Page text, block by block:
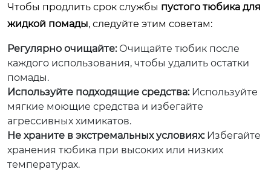
Чтобы продлить срок службы пустого тюбика для
жидкой помады, следуйте этим советам:
Регулярно очищайте:Очищайте тюбик после
каждого использования, чтобы удалить остатки
помады.
Используйте подходящие средства:Используйте
мягкие моющие средства и избегайте
агрессивных химикатов.
Не храните в экстремальных условиях:Избегайте
хранения тюбика при высоких или низких
температурах.